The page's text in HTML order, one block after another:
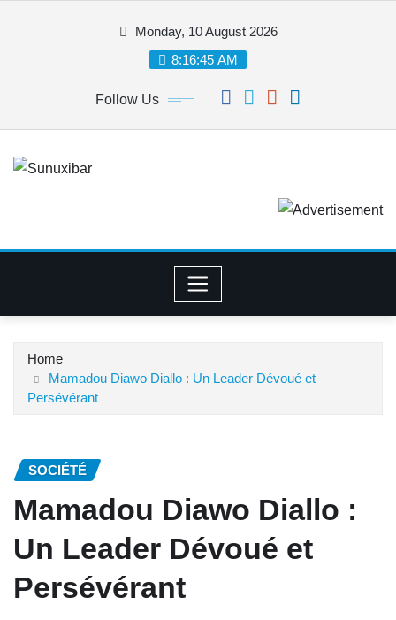
Monday, 10 August 2026
8:16:46 AM
Follow Us
Home
Mamadou Diawo Diallo : Un Leader Dévoué et
Persévérant
SOCIÉTÉ
Mamadou Diawo Diallo :
Un Leader Dévoué et
Persévérant